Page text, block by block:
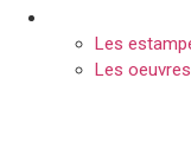
Les
Les